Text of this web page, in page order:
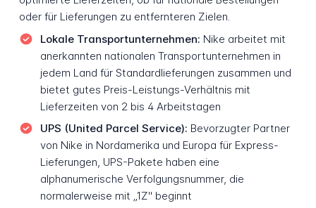
oder für Lieferungen zu entfernteren Zielen.
Lokale Transportunternehmen: Nike arbeitet mit
anerkannten nationalen Transportunternehmen in
jedem Land für Standardlieferungen zusammen und
bietet gutes Preis-Leistungs-Verhältnis mit
Lieferzeiten von 2 bis 4 Arbeitstagen
UPS (United Parcel Service): Bevorzugter Partner
von Nike in Nordamerika und Europa für Express-
Lieferungen, UPS-Pakete haben eine
alphanumerische Verfolgungsnummer, die
normalerweise mit „1Z" beginnt